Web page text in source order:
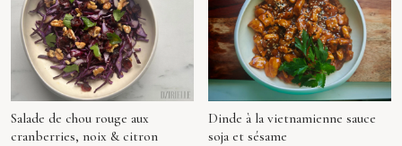
Salade de chou rouge aux
cranberries, noix & citron
Dinde à la vietnamienne sauce
soja et sésame